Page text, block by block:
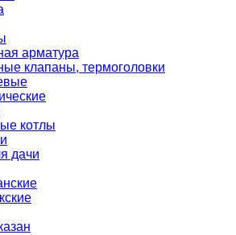
арматура
клапаны, термоголовки
котлы
дачи